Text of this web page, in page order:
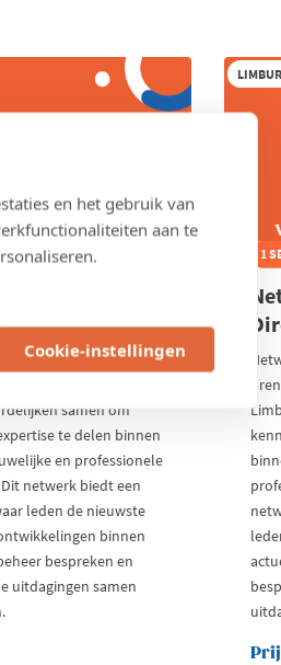
en het gebruik van
aan te
Cookie-instellingen
TRAJECT
Beheer brengt
samen om
te delen binnen
en professionele
netwerk biedt een
leden de nieuwste
binnen
bespreken en
uitdagingen samen
1